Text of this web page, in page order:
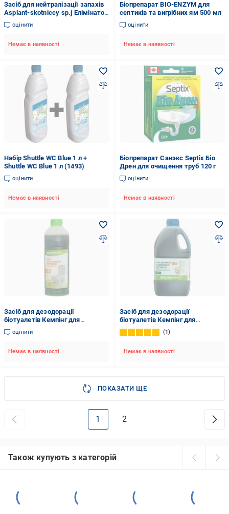
Засіб для нейтралізації запахів
Asplant-skotniccy sp.j Елімінатор
1 л
оцінити
Немає в наявності
Біопрепарат BIO-ENZYM для
септиків та вигрібних ям 500 мл
оцінити
Немає в наявності
Набір Shuttle WC Blue 1 л +
Shuttle WC Blue 1 л (1493)
оцінити
Немає в наявності
Біопрепарат Санэкс Septix Біо
Дрен для очищення труб 120 г
оцінити
Немає в наявності
Засіб для дезодорації
біотуалетів Кемпінг для
верхнього бака 1,6 л
оцінити
Немає в наявності
Засіб для дезодорації
біотуалетів Кемпінг для
нижнього баку 1,5 л
1
Немає в наявності
ПОКАЗАТИ ЩЕ
1 2
Також купують з категорій